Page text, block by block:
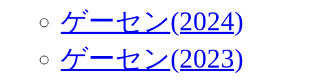
ゲーセン(2024)
ゲーセン(2023)